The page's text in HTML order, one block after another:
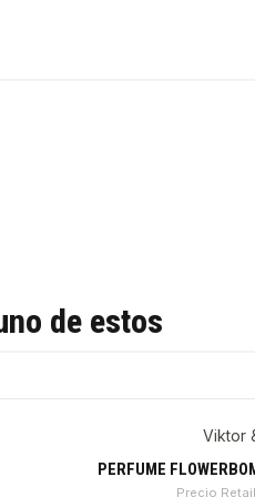
de estos
Viktor
PERFUME
Precio Retail